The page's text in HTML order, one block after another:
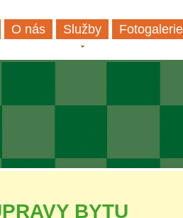
O nás Služby Fotogalerie
BYTU